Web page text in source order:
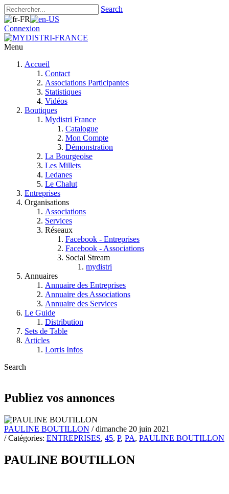
Search
Connexion
Menu
Accueil
Contact
Associations Participantes
Statistiques
Vidéos
Boutiques
Mydistri France
Catalogue
Mon Compte
Démonstration
La Bourgeoise
Les Millets
Ledanes
Le Chalut
Entreprises
Organisations
Associations
Services
Réseaux
Facebook - Entreprises
Facebook - Associations
Social Stream
mydistri
Annuaires
Annuaire des Entreprises
Annuaire des Associations
Annuaire des Services
Le Guide
Distribution
Sets de Table
Articles
Lorris Infos
Search
Publiez vos annonces
PAULINE BOUTILLON / dimanche 20 juin 2021
/ Catégories: ENTREPRISES, 45, P, PA, PAULINE BOUTILLON
PAULINE BOUTILLON